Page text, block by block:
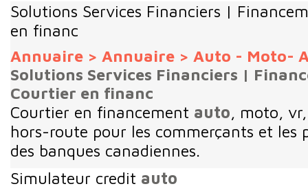
Solutions Services Financiers |
en financ
Annuaire > Annuaire > Auto - Moto-
Solutions Services Financiers |
Courtier en financ
Courtier en financement auto , moto,
hors-route pour les commerçants et les
des banques canadiennes.
Simulateur credit auto